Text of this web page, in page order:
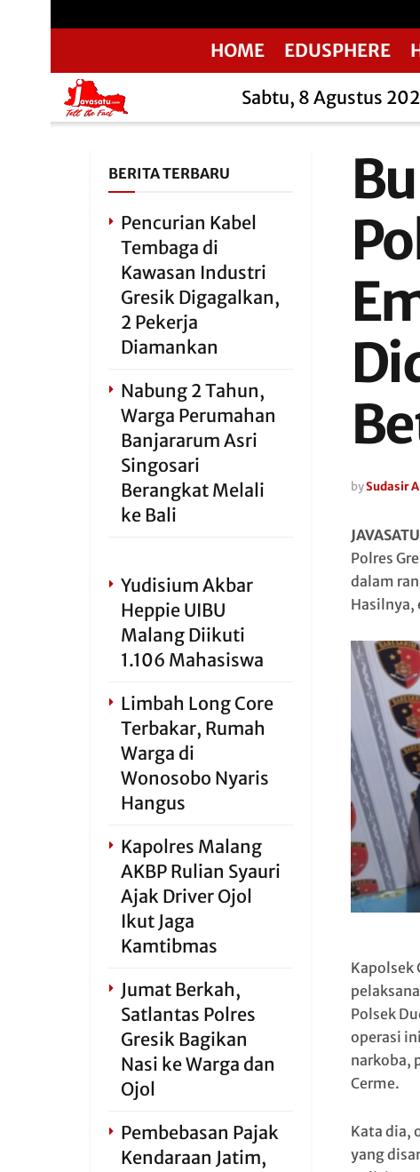
HOME EDUSPHERE
Sabtu, 8 Agustus
bySudasir
Polres
dalam
Hasilnya,
Kapolsek
Polsek
operasi
narkoba,
Cerme.
Kata dia,
yang
BERITA TERBARU
Pencurian Kabel
Tembaga di
Kawasan Industri
Gresik Digagalkan,
2 Pekerja
Diamankan
Nabung 2 Tahun,
Warga Perumahan
Banjararum Asri
Singosari
Berangkat Melali
ke Bali
Yudisium Akbar
Heppie UIBU
Malang Diikuti
1.106 Mahasiswa
Limbah Long Core
Terbakar, Rumah
Warga di
Wonosobo Nyaris
Hangus
Kapolres Malang
AKBP Rulian Syauri
Ajak Driver Ojol
Ikut Jaga
Kamtibmas
Jumat Berkah,
Satlantas Polres
Gresik Bagikan
Nasi ke Warga dan
Ojol
Pembebasan Pajak
Kendaraan Jatim,